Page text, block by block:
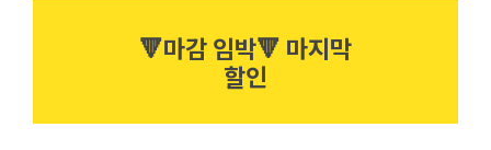
🔻마감 임박🔻 마지막
할인